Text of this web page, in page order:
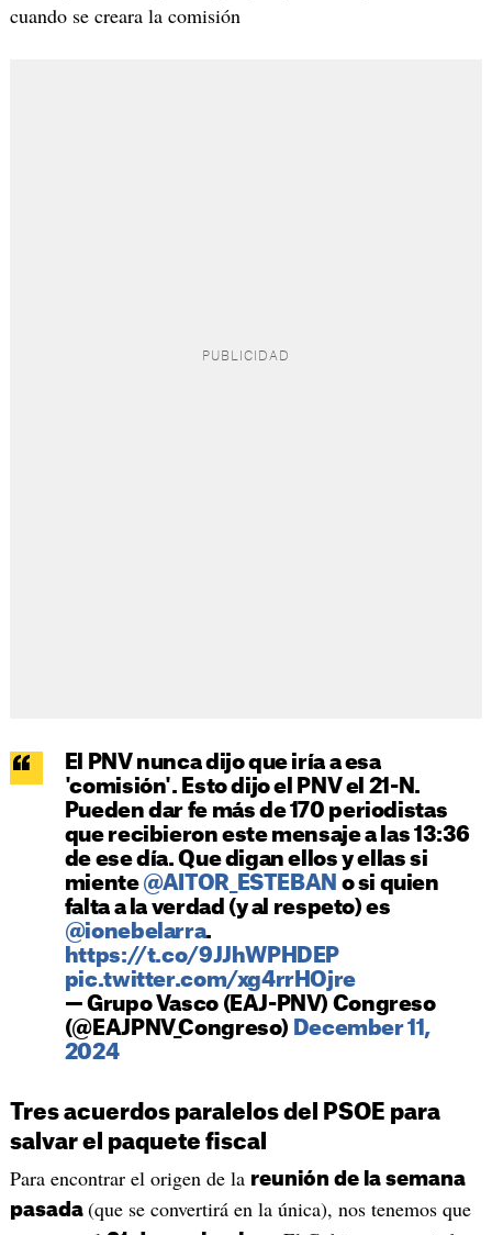
cuando se creara la comisión
El PNV nunca dijo que iría a esa
'comisión'. Esto dijo el PNV el 21-N.
Pueden dar fe más de 170 periodistas
que recibieron este mensaje a las 13:36
de ese día. Que digan ellos y ellas si
miente @AITOR_ESTEBAN o si quien
falta a la verdad (y al respeto) es
@ionebelarra.
https://t.co/9JJhWPHDEP
pic.twitter.com/xg4rrHOjre
— Grupo Vasco (EAJ-PNV) Congreso
(@EAJPNV_Congreso) December 11,
2024
Tres acuerdos paralelos del PSOE para
salvar el paquete fiscal
Para encontrar el origen de la reunión de la semana
pasada (que se convertirá en la única), nos tenemos que